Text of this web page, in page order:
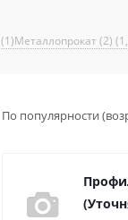
(1)Металлопрокат (2)
По популярности